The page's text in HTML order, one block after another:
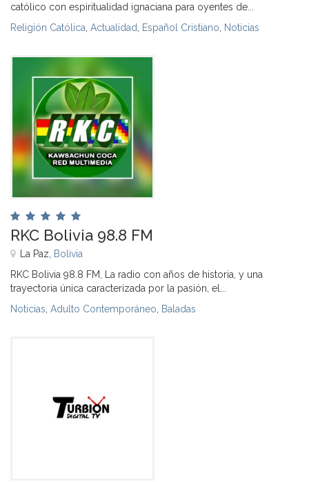
católico con espiritualidad ignaciana para oyentes de...
Religión Católica Actualidad Español Cristiano Noticias
RKC Bolivia 98.8 FM
La Paz, Bolivia
RKC Bolivia 98.8 FM, La radio con años de historia, y una
trayectoria única caracterizada por la pasión, el...
Noticias Adulto Contemporáneo Baladas